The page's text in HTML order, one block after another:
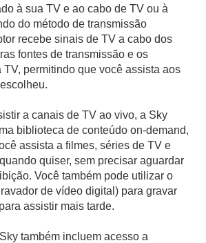
à sua TV e ao cabo de TV ou à
do método de transmissão
recebe sinais de TV a cabo dos
fontes de transmissão e os
TV, permitindo que você assista aos
a canais de TV ao vivo, a Sky
biblioteca de conteúdo on-demand,
assista a filmes, séries de TV e
quiser, sem precisar aguardar
Você também pode utilizar o
de vídeo digital) para gravar
assistir mais tarde.
também incluem acesso a